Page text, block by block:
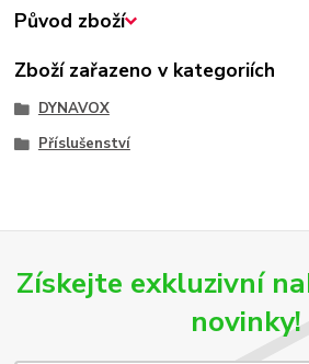
Původ zboží
Zboží zařazeno v kategoriích
DYNAVOX
Příslušenství
Získejte exkluzivní
novinky!